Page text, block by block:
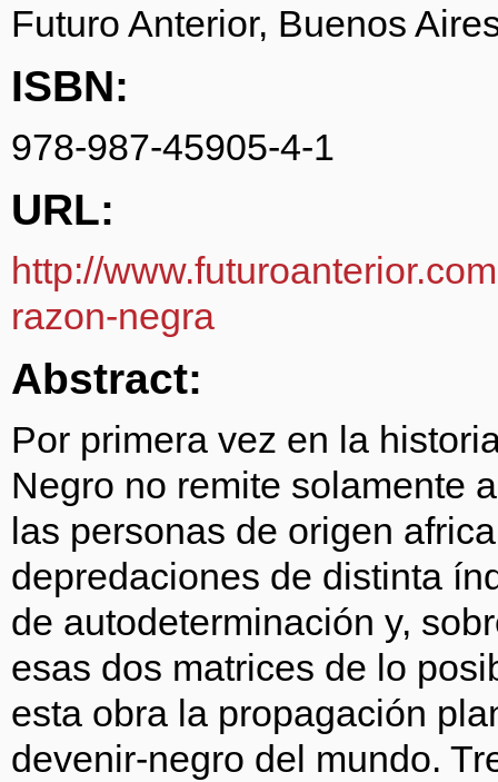
Futuro Anterior, Buenos
ISBN:
978-987-45905-4-1
URL:
http://
razon-negra
Abstract:
Por primera vez en la
Negro no remite solamente
las personas de origen
depredaciones de distinta
de autodeterminación y,
esas dos matrices de lo
esta obra la propagación
devenir-negro del mundo.